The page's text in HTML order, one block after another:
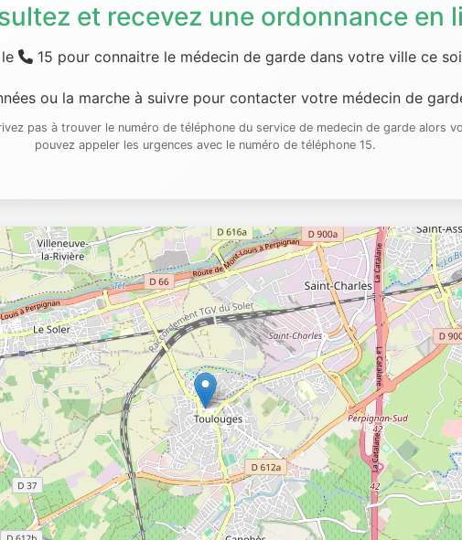
et recevez une ordonnance en
15 pour connaitre le médecin de garde dans votre ville ce
ou la marche à suivre pour contacter votre médecin de
pas à trouver le numéro de téléphone du service de medecin de garde alors
pouvez appeler les urgences avec le numéro de téléphone 15.